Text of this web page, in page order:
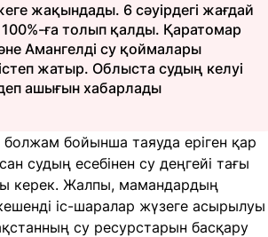
жақындады. 6 сәуірдегі жағдай
ға толып қалды. Қаратомар
Амангелді су қоймалары
жатыр. Облыста судың келуі
ашығын хабарлады
бойынша таяуда еріген қар
судың есебінен су деңгейі тағы
керек. Жалпы, мамандардың
іс-шаралар жүзеге асырылуы
су ресурстарын басқару